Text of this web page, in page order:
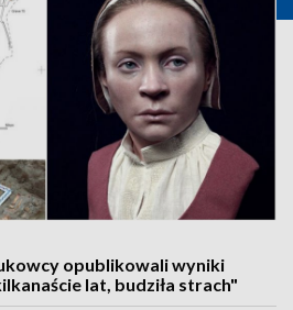
opublikowali wyniki
lat, budziła strach"